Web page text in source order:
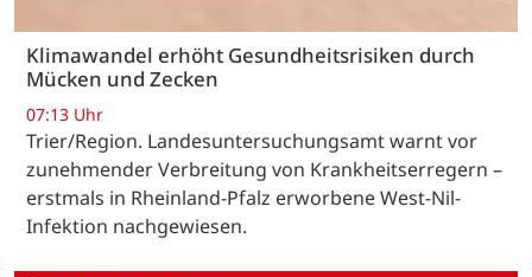
Klimawandel erhöht Gesundheitsrisiken durch
Mücken und Zecken
07:13 Uhr
Trier/Region. Landesuntersuchungsamt warnt vor
zunehmender Verbreitung von Krankheitserregern –
erstmals in Rheinland-Pfalz erworbene West-Nil-
Infektion nachgewiesen.